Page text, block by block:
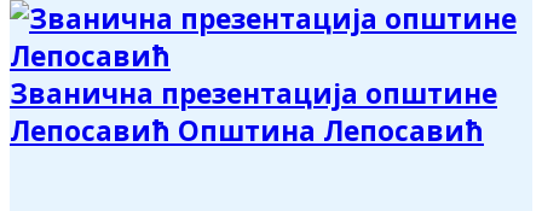
Званична презентација општине
Лепосавић Општина Лепосавић